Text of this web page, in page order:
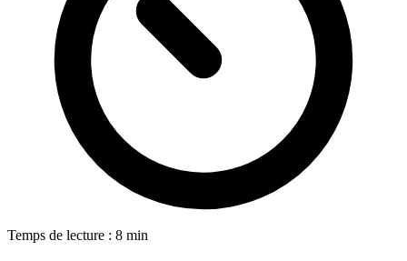
Temps de lecture : 8 min